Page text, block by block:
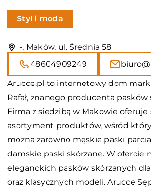
Styl i moda
-, Maków, ul. Średnia 58
48604909249
Arucce.pl to internetowy dom marki
Rafał, znanego producenta pasków
Firma z siedzibą w Makowie oferuje
asortyment produktów, wśród
można zarówno męskie paski
damskie paski skórzane. W ofercie
eleganckich pasków skórzanych
oraz klasycznych modeli. Arucce